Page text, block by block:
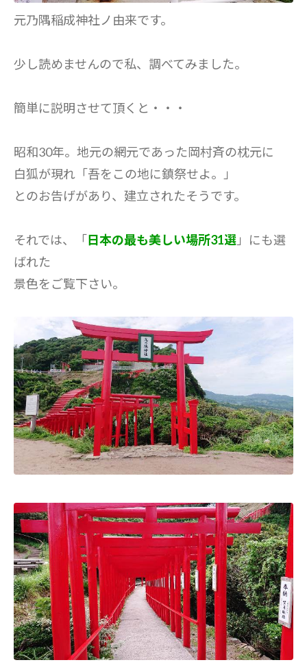
元乃隅稲成神社ノ由来です。
少し読めませんので私、調べてみました。
簡単に説明させて頂くと・・・
昭和30年。地元の網元であった岡村斉の枕元に
白狐が現れ「吾をこの地に鎮祭せよ。」
とのお告げがあり、建立されたそうです。
それでは、「日本の最も美しい場所31選 」にも選
ばれた
景色をご覧下さい。